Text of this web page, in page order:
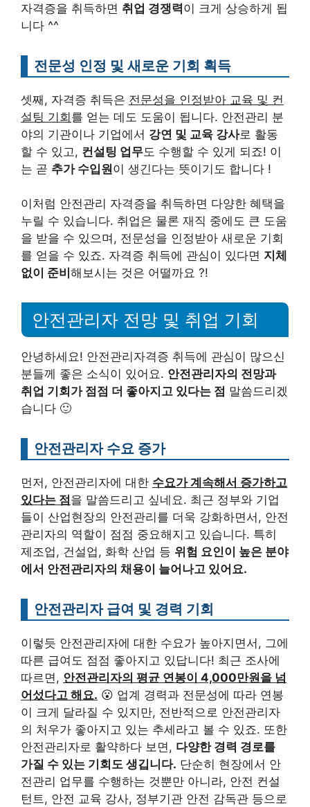
자격증을 취득하면 취업 경쟁력이 크게 상승하게 됩
니다 ^^
전문성 인정 및 새로운 기회 획득
셋째, 자격증 취득은 전문성을 인정받아 교육 및 컨
설팅 기회를 얻는 데도 도움이 됩니다. 안전관리 분
야의 기관이나 기업에서 강연 및 교육 강사로 활동
할 수 있고, 컨설팅 업무도 수행할 수 있게 되죠! 이
는 곧 추가 수입원이 생긴다는 뜻이기도 합니다 !
이처럼 안전관리 자격증을 취득하면 다양한 혜택을
누릴 수 있습니다. 취업은 물론 재직 중에도 큰 도움
을 받을 수 있으며, 전문성을 인정받아 새로운 기회
를 얻을 수 있죠. 자격증 취득에 관심이 있다면 지체
없이 준비 해보시는 것은 어떨까요 ?!
안전관리자 전망 및 취업 기회
안녕하세요! 안전관리자격증 취득에 관심이 많으신
분들께 좋은 소식이 있어요. 안전관리자의 전망과
취업 기회가 점점 더 좋아지고 있다는 점 말씀드리겠
습니다 🙂
안전관리자 수요 증가
먼저, 안전관리자에 대한 수요가 계속해서 증가하고
있다는 점 을 말씀드리고 싶네요. 최근 정부와 기업
들이 산업현장의 안전관리를 더욱 강화하면서, 안전
관리자의 역할이 점점 중요해지고 있습니다. 특히
제조업, 건설업, 화학 산업 등 위험 요인이 높은 분야
에서 안전관리자의 채용이 늘어나고 있어요.
안전관리자 급여 및 경력 기회
이렇듯 안전관리자에 대한 수요가 높아지면서, 그에
따른 급여도 점점 좋아지고 있답니다! 최근 조사에
따르면, 안전관리자의 평균 연봉이 4,000만원을 넘
어섰다고 해요. 😮 업계 경력과 전문성에 따라 연봉
이 크게 달라질 수 있지만, 전반적으로 안전관리자
의 처우가 좋아지고 있는 추세라고 볼 수 있죠. 또한
안전관리자로 활약하다 보면, 다양한 경력 경로를
가질 수 있는 기회도 생깁니다. 단순히 현장에서 안
전관리 업무를 수행하는 것뿐만 아니라, 안전 컨설
턴트, 안전 교육 강사, 정부기관 안전 감독관 등으로